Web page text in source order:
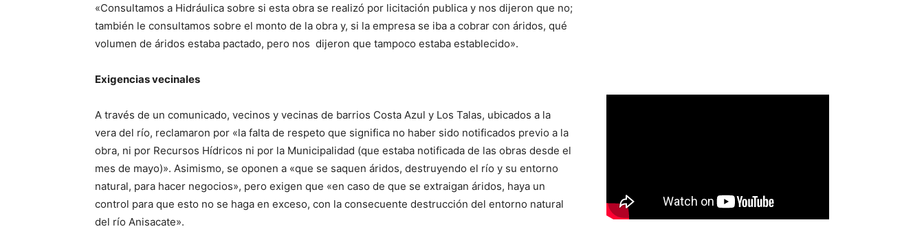
«Consultamos a Hidráulica sobre si esta obra se realizó por licitación publica y nos dijeron que no;
también le consultamos sobre el monto de la obra y, si la empresa se iba a cobrar con áridos, qué
volumen de áridos estaba pactado, pero nos dijeron que tampoco estaba establecido».
Exigencias vecinales
A través de un comunicado, vecinos y vecinas de barrios Costa Azul y Los Talas, ubicados a la
vera del río, reclamaron por «la falta de respeto que significa no haber sido notificados previo a la
obra, ni por Recursos Hídricos ni por la Municipalidad (que estaba notificada de las obras desde el
mes de mayo)». Asimismo, se oponen a «que se saquen áridos, destruyendo el río y su entorno
natural, para hacer negocios», pero exigen que «en caso de que se extraigan áridos, haya un
control para que esto no se haga en exceso, con la consecuente destrucción del entorno natural
del río Anisacate».